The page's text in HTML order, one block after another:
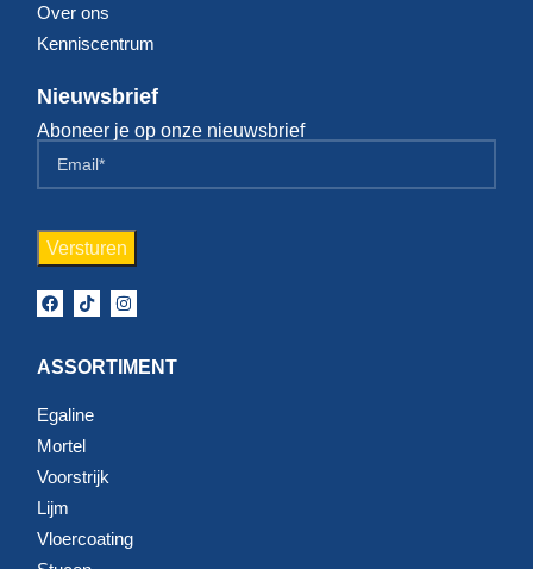
Over ons
Kenniscentrum
Nieuwsbrief
Aboneer je op onze nieuwsbrief
ASSORTIMENT
Egaline
Mortel
Voorstrijk
Lijm
Vloercoating